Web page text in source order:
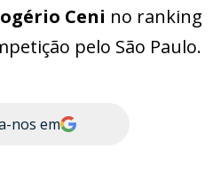
Ceni no ranking
pelo São Paulo.
nos em